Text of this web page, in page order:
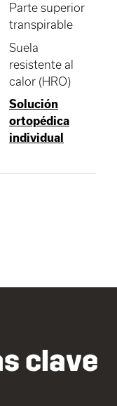
Parte superior
transpirable
Suela
resistente al
calor (HRO)
Solución
ortopédica
individual
clave